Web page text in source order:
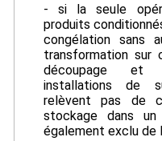
- si la seule
produits
congélation sans
transformation sur
découpage et
installations de
relèvent pas de
stockage dans
également exclu de